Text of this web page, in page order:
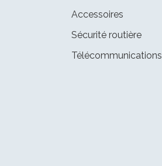
Accessoires
Sécurité routière
Télécommunications